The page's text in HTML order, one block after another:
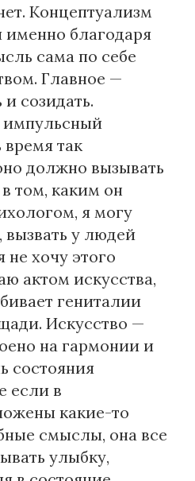
Концептуализм
именно благодаря
сама по себе
Главное —
созидать.
импульсный
время так
должно вызывать
том, каким он
я могу
вызвать у людей
не хочу этого
актом искусства,
гениталии
Искусство —
на гармонии и
состояния
если в
какие-то
смыслы, она все
улыбку,